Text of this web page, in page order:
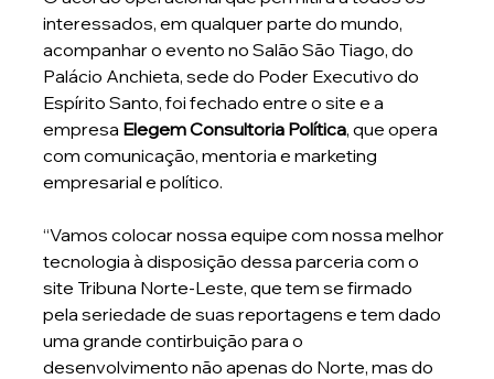
interessados, em qualquer parte do mundo,
acompanhar o evento no Salão São Tiago, do
Palácio Anchieta, sede do Poder Executivo do
Espírito Santo, foi fechado entre o site e a
empresa Elegem Consultoria Política, que opera
com comunicação, mentoria e marketing
empresarial e político.
“Vamos colocar nossa equipe com nossa melhor
tecnologia à disposição dessa parceria com o
site Tribuna Norte-Leste, que tem se firmado
pela seriedade de suas reportagens e tem dado
uma grande contirbuição para o
desenvolvimento não apenas do Norte, mas do